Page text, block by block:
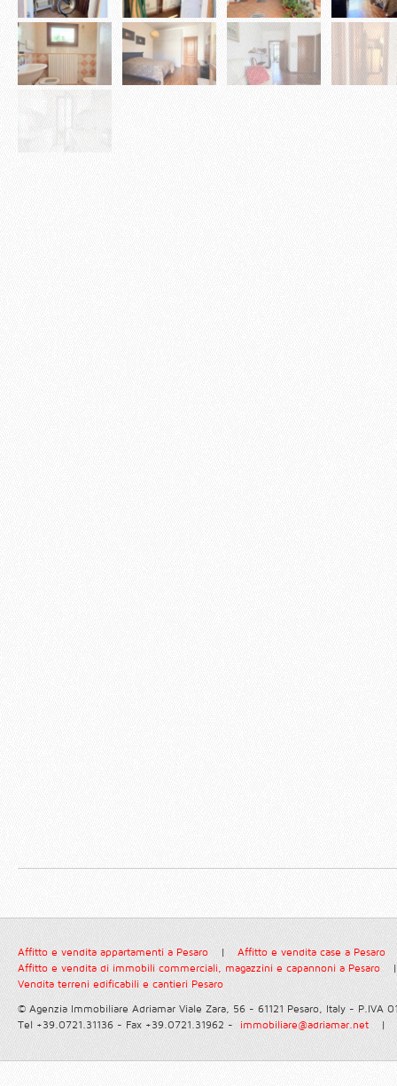
Affitto e vendita appartamenti a Pesaro |
Affitto e vendita case a Pesaro
Affitto e vendita di immobili commerciali, magazzini e capannoni a Pesaro
|
Vendita terreni edificabili e cantieri Pesaro
© Agenzia Immobiliare Adriamar Viale Zara, 56 - 61121 Pesaro, Italy - P.IVA
Tel +39.0721.31136 - Fax +39.0721.31962 - immobiliare@adriamar.net |